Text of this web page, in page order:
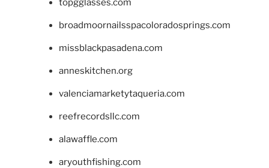
topgglasses.com
broadmoornailsspacoloradosprings.com
missblackpasadena.com
anneskitchen.org
valenciamarketytaqueria.com
reefrecordsllc.com
alawaffle.com
aryouthfishing.com